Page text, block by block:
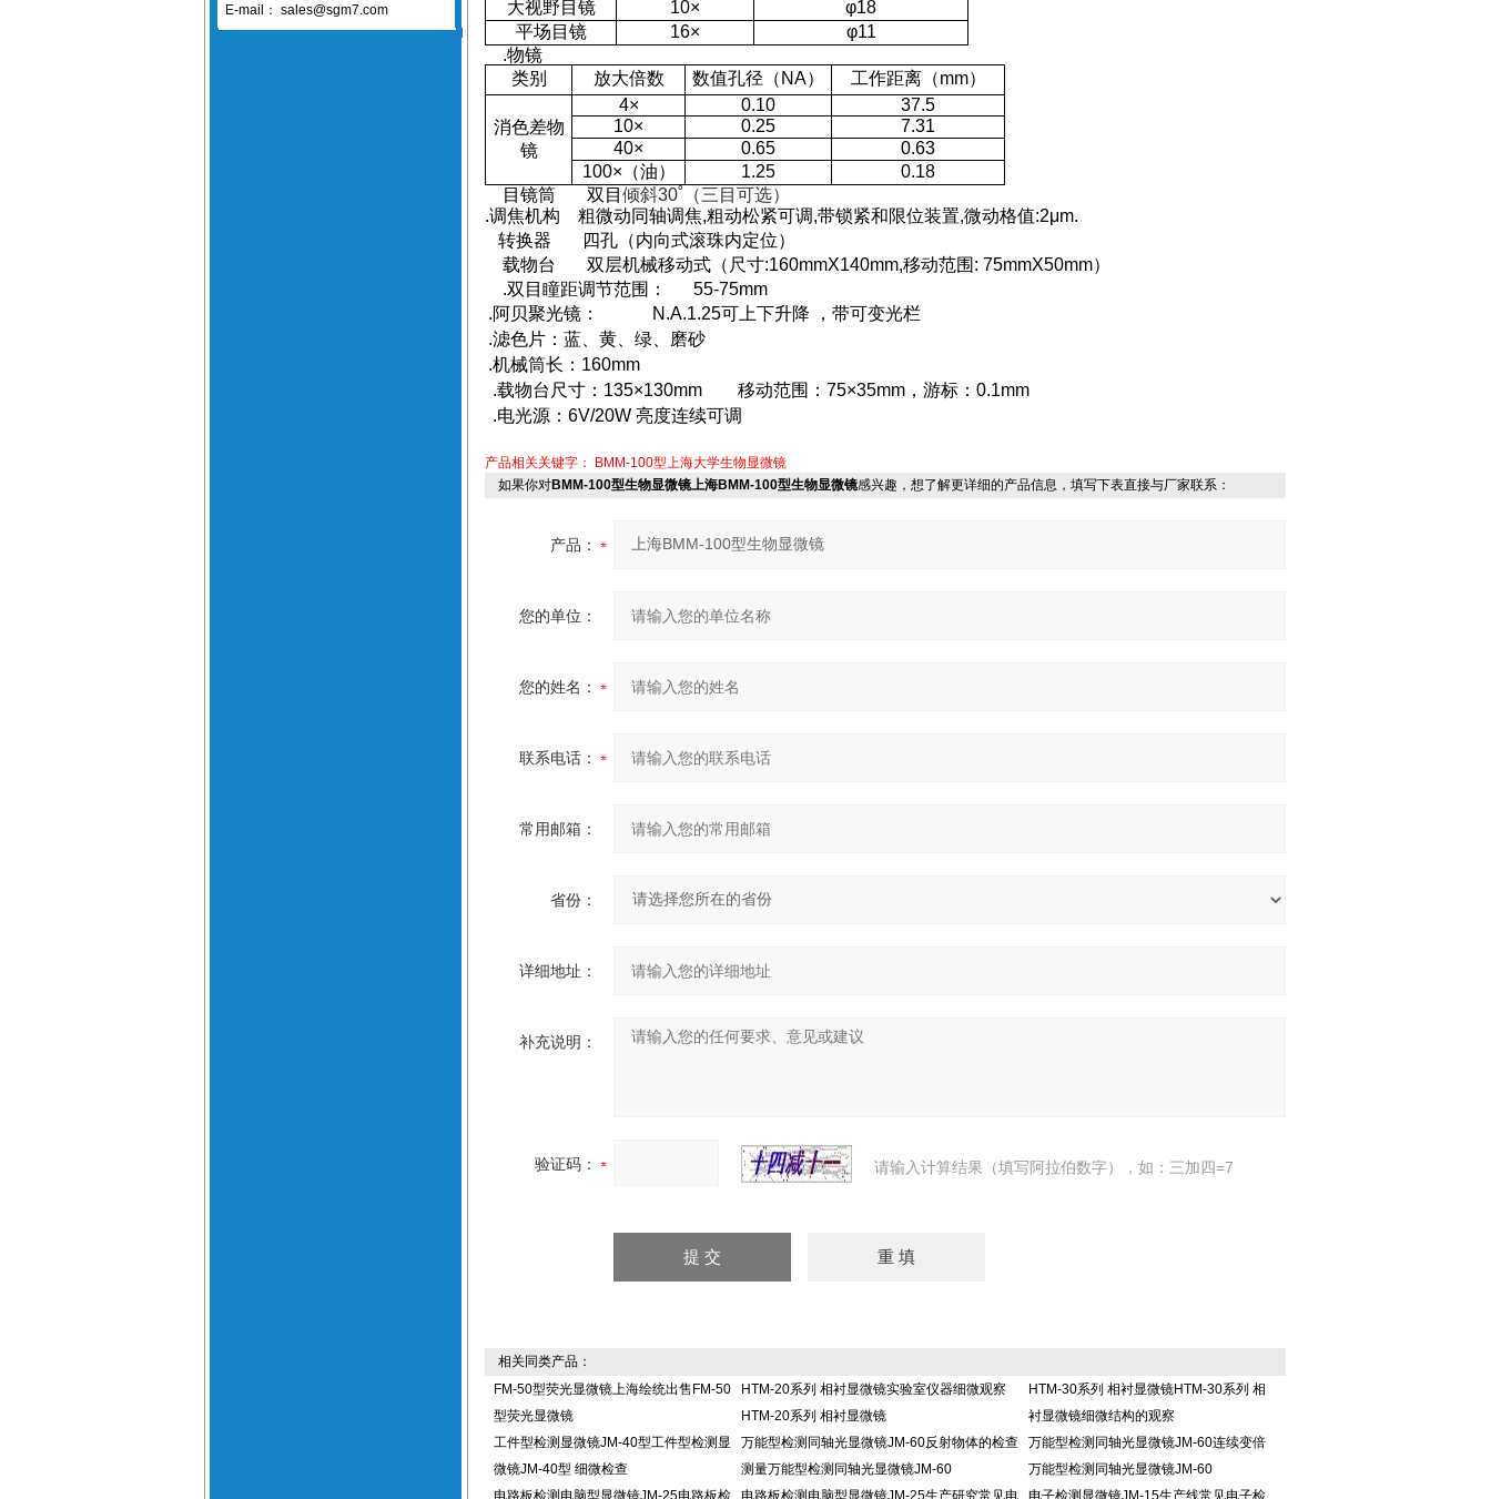
E-mail： sales@sgm7.com
大视野目镜
10× φ18
平场目镜
16× φ11
.物镜
类别
放大倍数 数值孔径（ NA） 工作距离（mm）
消色差物
镜
4× 0.10
37.5
10× 0.25
7.31
40× 0.65
0.63
100× （油） 1.25
0.18
目镜筒
双目 倾斜30˚ （三目可选）
.调焦机构 粗微动同轴调焦,粗动松紧可调,带锁紧和限位装置,微动格值:2μm.
转换器
四孔（内向式滚珠内定位）
载物台
双层机械移动式（尺寸:160mmX140mm,移动范围: 75mmX50mm）
.双目瞳距调节范围：
55-75mm
.阿贝聚光镜： N.A.1.25可上下升降 ， 带可变光栏
.滤色片：蓝、黄、绿、磨砂
.机械筒长： 160mm
.载物台尺寸： 135×130mm 移动范围： 75×35mm ，游标： 0.1mm
.电光源： 6V/20W 亮度连续可调
产品相关关键字：
BMM-100型上海大学生物显微镜
如果你对BMM-100型生物显微镜上海BMM-100型生物显微镜感兴趣，想了解更详细的产品信息，填写下表直接与厂家联系：
产品：
您的单位：
您的姓名：
联系电话：
常用邮箱：
省份：
详细地址：
补充说明：
验证码： 请输入计算结果（填写阿拉伯数字），如：三加四=7
相关同类产品：
FM-50型荧光显微镜上海绘统出售FM-50
型荧光显微镜
HTM-20系列 相衬显微镜实验室仪器细微观察
HTM-20系列 相衬显微镜
HTM-30系列 相衬显微镜HTM-30系列 相
衬显微镜细微结构的观察
工件型检测显微镜JM-40型工件型检测显
微镜JM-40型 细微检查
万能型检测同轴光显微镜JM-60反射物体的检查
测量万能型检测同轴光显微镜JM-60
万能型检测同轴光显微镜JM-60连续变倍
万能型检测同轴光显微镜JM-60
电路板检测电脑型显微镜JM-25电路板检
电路板检测电脑型显微镜JM-25生产研究常见电 电子检测显微镜JM-15生产线常见电子检